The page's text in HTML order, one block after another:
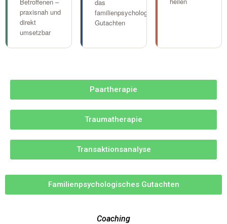
praxisnah und
direkt
umsetzbar
das
familienpsychologische
Gutachten
Paartherapie
Traumatherapie
Transaktionsanalyse
Familienpsychologisches Gutachten
Coaching